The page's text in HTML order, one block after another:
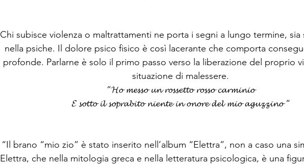
Chi subisce violenza o maltrattamenti ne porta i segni a lungo termine,
nella psiche. Il dolore psico fisico è così lacerante che comporta
profonde. Parlarne è solo il primo passo verso la liberazione del proprio
situazione di malessere.
“𝓗𝓸 𝓶𝓮𝓼𝓼𝓸 𝓾𝓷 𝓻𝓸𝓼𝓼𝓮𝓽𝓽𝓸 𝓻𝓸𝓼𝓼𝓸 𝓬𝓪𝓻𝓶𝓲𝓷𝓲𝓸
𝓔 𝓼𝓸𝓽𝓽𝓸 𝓲𝓵 𝓼𝓸𝓹𝓻𝓪𝓫𝓲𝓽𝓸 𝓷𝓲𝓮𝓷𝓽𝓮 𝓲𝓷 𝓸𝓷𝓸𝓻𝓮 𝓭𝓮𝓵 𝓶𝓲𝓸 𝓪𝓰𝓾𝔃𝔃𝓲𝓷𝓸 “
“Il brano “mio zio” è stato inserito nell’album “Elettra”, non a caso una
Elettra, che nella mitologia greca e nella letteratura psicologica, è una